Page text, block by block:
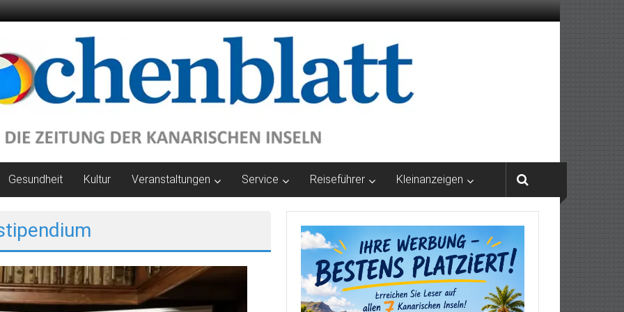
Gesundheit Kultur Veranstaltungen Service Reiseführer Kleinanzeigen